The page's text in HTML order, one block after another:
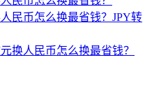
民币怎么换最省钱？JPY转
换人民币怎么换最省钱？